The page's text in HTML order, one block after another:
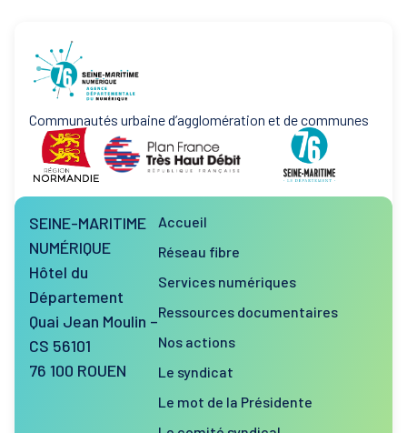
Communautés urbaine d’agglomération et de communes
SEINE-MARITIME
NUMÉRIQUE
Hôtel du
Département
Quai Jean Moulin –
CS 56101
76 100 ROUEN
Accueil
Réseau fibre
Services numériques
Ressources documentaires
Nos actions
Le syndicat
Le mot de la Présidente